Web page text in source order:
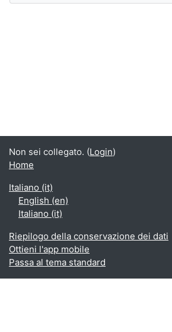
Non sei collegato. (Login)
Home
Italiano ‎(it)‎
English ‎(en)‎
Italiano ‎(it)‎
Riepilogo della conservazione dei dati
Ottieni l'app mobile
Passa al tema standard